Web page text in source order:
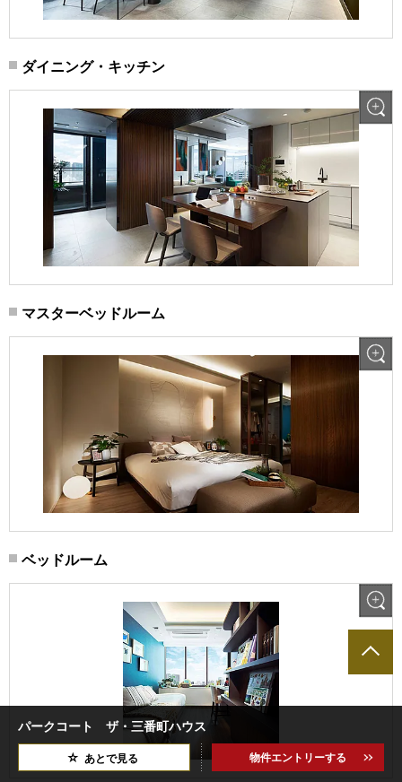
ダイニング・キッチン
マスターベッドルーム
ベッドルーム
パークコート ザ・三番町ハウス
あとで見る 物件エントリーする